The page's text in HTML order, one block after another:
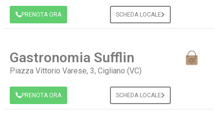
PRENOTA ORA SCHEDA LOCALE
Gastronomia Sufflin
Piazza Vittorio Varese, 3, Cigliano (VC)
PRENOTA ORA SCHEDA LOCALE